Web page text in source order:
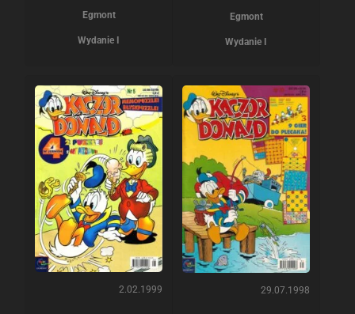
Egmont
Wydanie I
Egmont
Wydanie I
2.02.1999 29.07.1998